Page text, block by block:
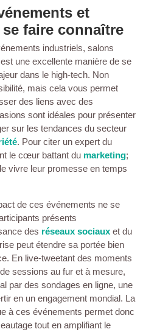
et
faire connaître
industriels, salons
une excellente manière de se
dans le high-tech. Non
mais cela vous permet
des liens avec des
sont idéales pour présenter
sur les tendances du secteur
. Pour citer un expert du
le cœur battant du marketing;
vivre leur promesse en temps
de ces événements ne se
présents
des réseaux sociaux et du
peut étendre sa portée bien
En live-tweetant des moments
sessions au fur et à mesure,
par des sondages en ligne, une
en un engagement mondial. La
à ces événements permet donc
tout en amplifiant le